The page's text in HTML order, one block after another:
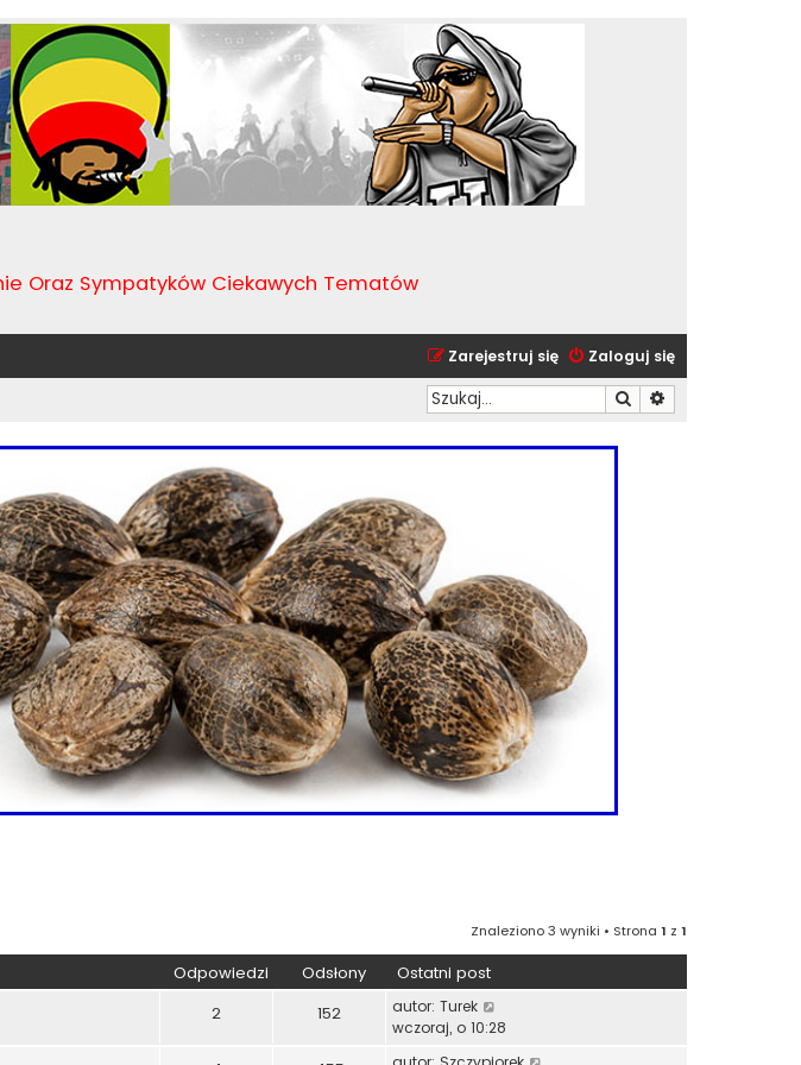
Oraz Sympatyków Ciekawych Tematów
Zaloguj się
Zarejestruj się
Szukaj
Znaleziono 3 wyniki • Strona 1 z 1
Odpowiedzi Odsłony Ostatni post
2 152 autor: Turek
wczoraj, o 10:28